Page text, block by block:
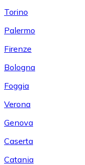
Torino
Palermo
Firenze
Bologna
Foggia
Verona
Genova
Caserta
Catania